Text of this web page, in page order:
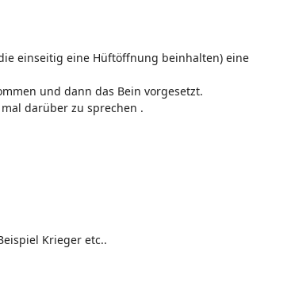
einseitig eine Hüftöffnung beinhalten) eine
und dann das Bein vorgesetzt.
darüber zu sprechen .
Krieger etc..